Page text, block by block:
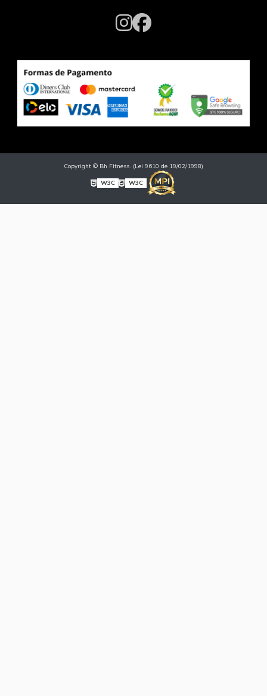
Copyright © Bh Fitness. (Lei 9610 de 19/02/1998)
W3C
W3C